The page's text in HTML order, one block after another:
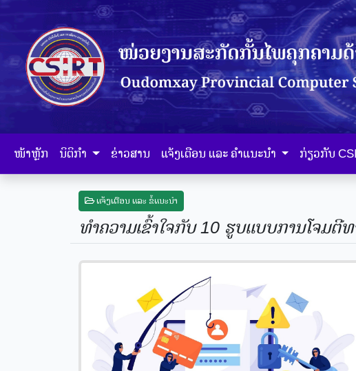
ໜ້າຫຼັກ ນິຕິກຳ ຂ່າວສານ ແຈ້ງເຕືອນ ແລະ ຄຳແນະນຳ ກ່ຽວກັບ
ແຈ້ງເຕືອນ ແລະ ຂໍ້ແນະນຳ
ທຳຄວາມເຂົ້າໃຈກັບ 10 ຮູບແບບການໂຈມຕີທ